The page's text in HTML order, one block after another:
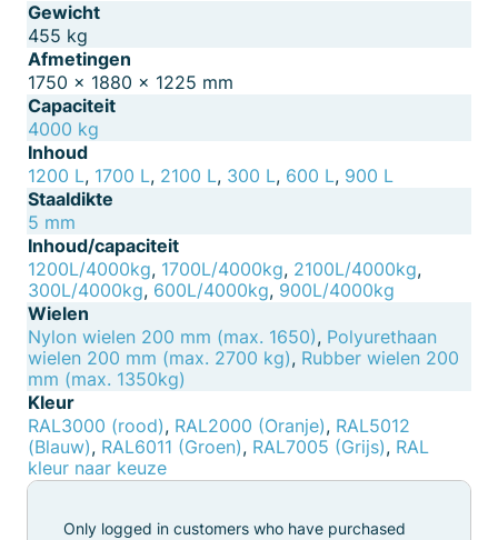
Gewicht
455 kg
Afmetingen
1750 × 1880 × 1225 mm
Capaciteit
4000 kg
Inhoud
1200 L, 1700 L, 2100 L, 300 L, 600 L, 900 L
Staaldikte
5 mm
Inhoud/capaciteit
1200L/4000kg, 1700L/4000kg, 2100L/4000kg,
300L/4000kg, 600L/4000kg, 900L/4000kg
Wielen
Nylon wielen 200 mm (max. 1650), Polyurethaan
wielen 200 mm (max. 2700 kg), Rubber wielen 200
mm (max. 1350kg)
Kleur
RAL3000 (rood), RAL2000 (Oranje), RAL5012
(Blauw), RAL6011 (Groen), RAL7005 (Grijs), RAL
kleur naar keuze
Only logged in customers who have purchased